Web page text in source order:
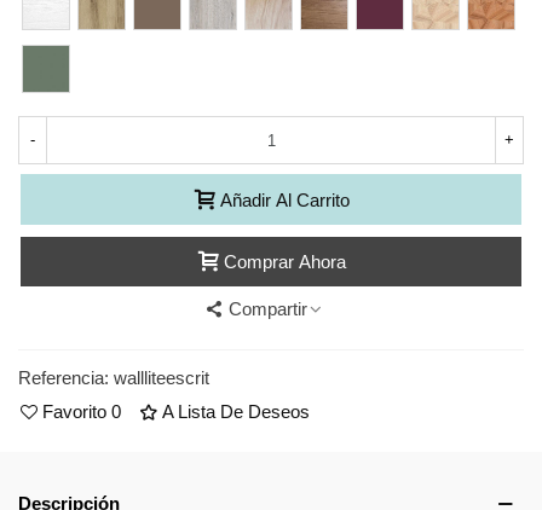
Nature Nogal
- +
Añadir Al Carrito
Comprar Ahora
Compartir
Referencia: wallliteescrit
Favorito 0 A Lista De Deseos
Descripción